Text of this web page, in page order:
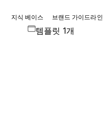
지식 베이스 브랜드 가이드라인
템플릿 1개